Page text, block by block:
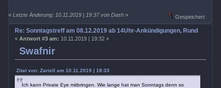
«Letzte Änderung: 10.11.2019 | 19:37 von Dash » Gespeichert
Swafnir
Re: Sonntagstreff am 08.12.2019 ab 14Uhr-Ankündigungen,
« Antwort #3 am: 10.11.2019 | 19:32 »
Zitat von: Zariell am 10.11.2019 | 18:33
Ich kann Private Eye mitbringen. Wie lange hat man Sonntags denn so